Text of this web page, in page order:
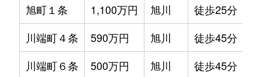
旭町１条
1,100万円 旭川 徒歩25分
川端町４条
590万円 旭川 徒歩45分
川端町６条
500万円 旭川 徒歩45分